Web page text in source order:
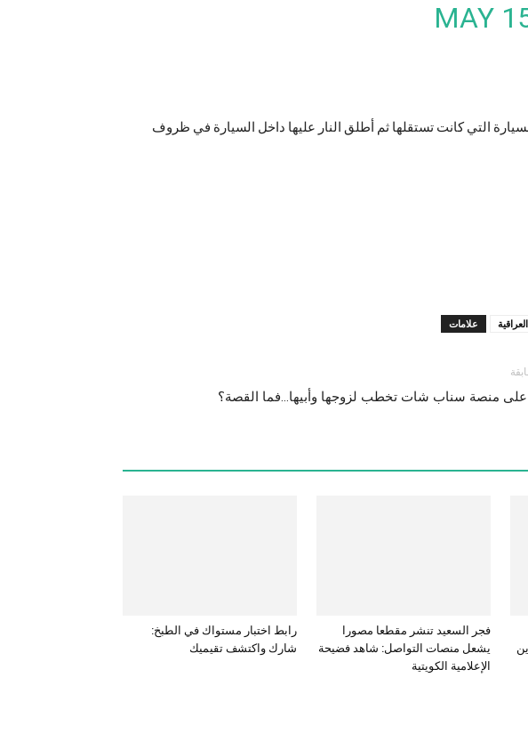
MAY
التي كانت تستقلها ثم أطلق النار عليها داخل السيارة في ظروف
علامات
منصة سناب شات تخطب لزوجها وأبيها…فما القصة؟
رابط اختبار مستواك في الطبخ:
شارك واكتشف تقيميك
فجر السعيد تنشر مقطعا مصورا
يشعل منصات التواصل: شاهد فضيحة
الإعلامية الكويتية